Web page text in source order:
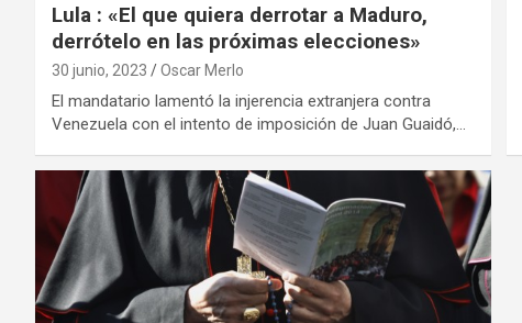
Lula : «El que quiera derrotar a Maduro,
derrótelo en las próximas elecciones»
30 junio, 2023 Oscar Merlo
El mandatario lamentó la injerencia extranjera contra
Venezuela con el intento de imposición de Juan Guaidó,…